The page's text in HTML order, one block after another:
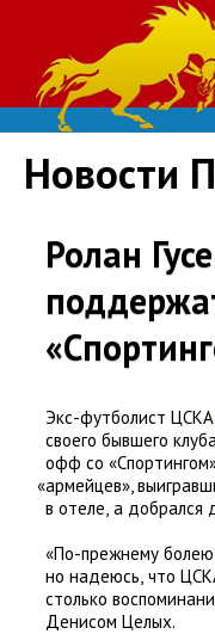
Новости
Ролан
Экс-футболист ЦСКА
своего бывшего
офф со
«армейцев»,
в отеле, а добрался
«По-прежнему болею
но надеюсь, что
столько
Денисом Целых.